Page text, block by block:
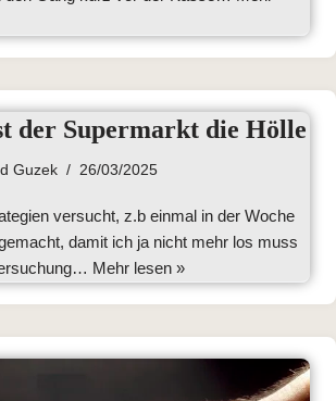
der Supermarkt die Hölle
Guzek 26/03/2025
versucht, z.b einmal in der Woche
damit ich ja nicht mehr los muss
Mehr lesen »